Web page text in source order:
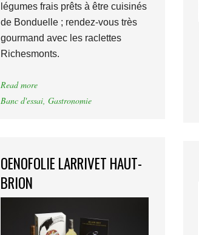
légumes frais prêts à être cuisinés
de Bonduelle ; rendez-vous très
gourmand avec les raclettes
Richesmonts.
Read more
Banc d'essai, Gastronomie
OENOFOLIE LARRIVET HAUT-
BRION